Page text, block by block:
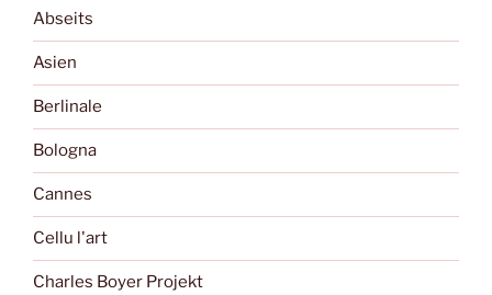
Abseits
Asien
Berlinale
Bologna
Cannes
Cellu l'art
Charles Boyer Projekt